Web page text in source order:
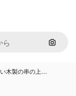
画像で
木製の串の上…